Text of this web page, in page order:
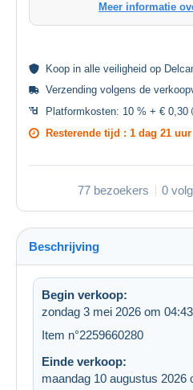
Meer informatie
Koop in alle veiligheid op
Verzending volgens de
Platformkosten: 10 % + € 0,30
Resterende tijd : 1 dag 21 uur
77 bezoekers 0
Beschrijving
Begin verkoop:
zondag 3 mei 2026 om 04:43
Item n°2259660280
Einde verkoop:
maandag 10 augustus 2026